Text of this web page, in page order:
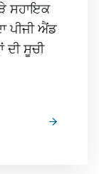
ਸਹਾਇਕ
ਪੀਜੀ ਐਂਡ
ਦੀ ਸੂਚੀ